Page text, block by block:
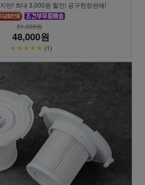
만! 최대 3,000원 할인! 공구한정판매!
51,000원
48,000원
★★★★★ (1)